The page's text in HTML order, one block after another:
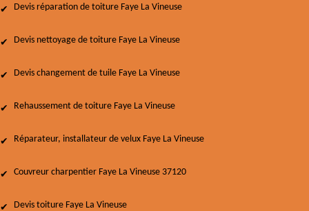
Devis réparation de toiture Faye La Vineuse
Devis nettoyage de toiture Faye La Vineuse
Devis changement de tuile Faye La Vineuse
Rehaussement de toiture Faye La Vineuse
Réparateur, installateur de velux Faye La Vineuse
Couvreur charpentier Faye La Vineuse 37120
Devis toiture Faye La Vineuse